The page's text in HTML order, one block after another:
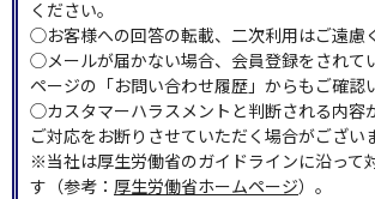
ください。
◯お客様への回答の転載、二次利用はご遠慮
◯メールが届かない場合、会員登録をされて
ページの「お問い合わせ履歴」からもご確認
◯カスタマーハラスメントと判断される内容
ご対応をお断りさせていただく場合がござい
※当社は厚生労働省のガイドラインに沿って
す（参考： 厚生労働省ホームページ）。